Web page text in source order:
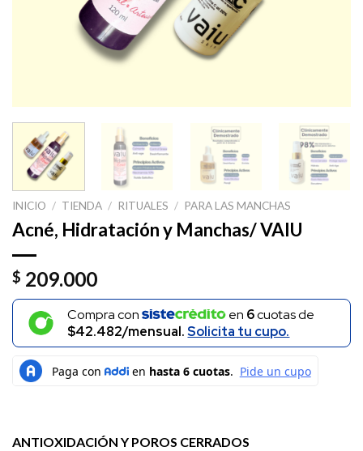
INICIO / TIENDA / RITUALES / PARA LAS MANCHAS
Acné, Hidratación y Manchas/ VAIU
$ 209.000
Compra con en 6cuotas de
$42.482/mensual.Solicita tu cupo.
ANTIOXIDACIÓN Y POROS CERRADOS